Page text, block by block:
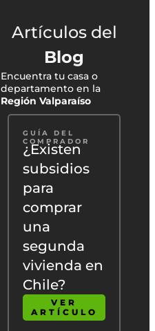
Artículos del
Blog
Encuentra tu casa o
departamento en la
Región Valparaíso
GUÍA DEL
COMPRADOR
¿Existen
subsidios
para
comprar
una
segunda
vivienda en
Chile?
VER
ARTÍCULO